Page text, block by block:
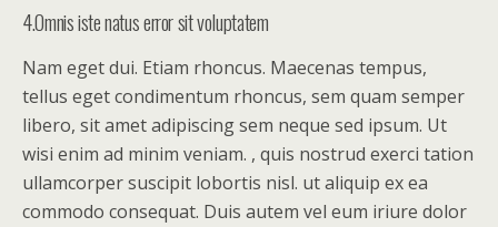
4.Omnis iste natus error sit voluptatem
Nam eget dui. Etiam rhoncus. Maecenas tempus,
tellus eget condimentum rhoncus, sem quam semper
libero, sit amet adipiscing sem neque sed ipsum. Ut
wisi enim ad minim veniam. , quis nostrud exerci tation
ullamcorper suscipit lobortis nisl. ut aliquip ex ea
commodo consequat. Duis autem vel eum iriure dolor